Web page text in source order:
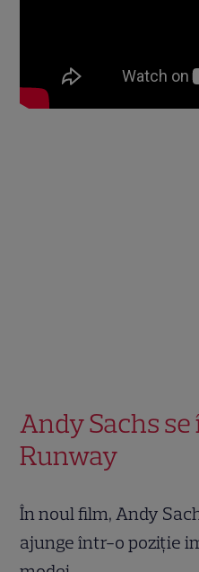
Andy Sachs
Runway
În noul film, Andy
ajunge într-o poziție